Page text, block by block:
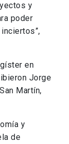
y
poder
en
Jorge
Martín,
y
de